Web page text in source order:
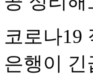
코로나19
은행이